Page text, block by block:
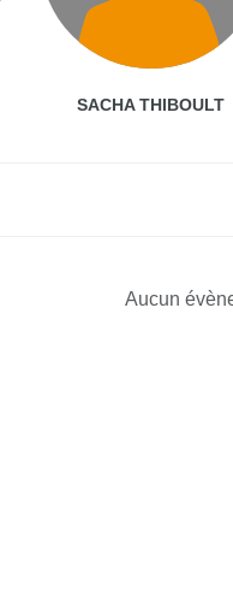
SACHA THIBOULT
Aucun